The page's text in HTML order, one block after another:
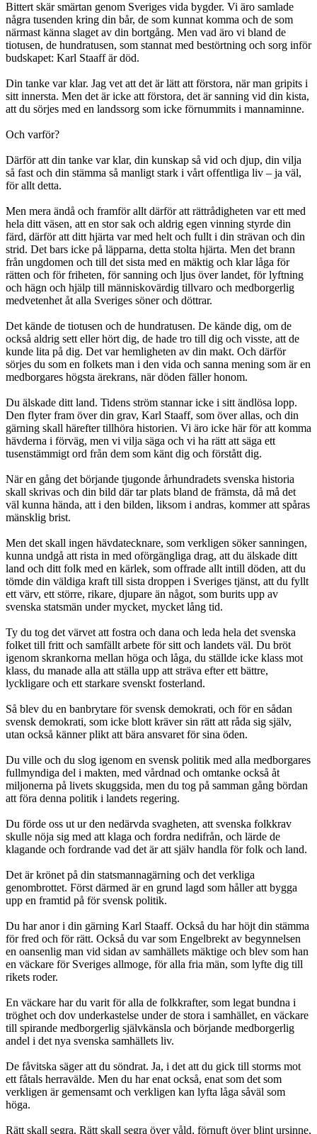
Bittert skär smärtan genom Sveriges vida bygder. Vi äro samlade
några tusenden kring din bår, de som kunnat komma och de som
närmast känna slaget av din bortgång. Men vad äro vi bland de
tiotusen, de hundratusen, som stannat med bestörtning och sorg inför
budskapet: Karl Staaff är död.
Din tanke var klar. Jag vet att det är lätt att förstora, när man gripits i
sitt innersta. Men det är icke att förstora, det är sanning vid din kista,
att du sörjes med en landssorg som icke förnummits i mannaminne.
Och varför?
Därför att din tanke var klar, din kunskap så vid och djup, din vilja
så fast och din stämma så manligt stark i vårt offentliga liv – ja väl,
för allt detta.
Men mera ändå och framför allt därför att rättrådigheten var ett med
hela ditt väsen, att en stor sak och aldrig egen vinning styrde din
färd, därför att ditt hjärta var med helt och fullt i din strävan och din
strid. Det bars icke på läpparna, detta stolta hjärta. Men det brann
från ungdomen och till det sista med en mäktig och klar låga för
rätten och för friheten, för sanning och ljus över landet, för lyftning
och hägn och hjälp till människovärdig tillvaro och medborgerlig
medvetenhet åt alla Sveriges söner och döttrar.
Det kände de tiotusen och de hundratusen. De kände dig, om de
också aldrig sett eller hört dig, de hade tro till dig och visste, att de
kunde lita på dig. Det var hemligheten av din makt. Och därför
sörjes du som en folkets man i den vida och sanna mening som är en
medborgares högsta ärekrans, när döden fäller honom.
Du älskade ditt land. Tidens ström stannar icke i sitt ändlösa lopp.
Den flyter fram över din grav, Karl Staaff, som över allas, och din
gärning skall härefter tillhöra historien. Vi äro icke här för att komma
hävderna i förväg, men vi vilja säga och vi ha rätt att säga ett
tusenstämmigt ord från dem som känt dig och förstått dig.
När en gång det börjande tjugonde århundradets svenska historia
skall skrivas och din bild där tar plats bland de främsta, då må det
väl kunna hända, att i den bilden, liksom i andras, kommer att spåras
mänsklig brist.
Men det skall ingen hävdatecknare, som verkligen söker sanningen,
kunna undgå att rista in med oförgängliga drag, att du älskade ditt
land och ditt folk med en kärlek, som offrade allt intill döden, att du
tömde din väldiga kraft till sista droppen i Sveriges tjänst, att du fyllt
ett värv, ett större, rikare, djupare än något, som burits upp av
svenska statsmän under mycket, mycket lång tid.
Ty du tog det värvet att fostra och dana och leda hela det svenska
folket till fritt och samfällt arbete för sitt och landets väl. Du bröt
igenom skrankorna mellan höga och låga, du ställde icke klass mot
klass, du manade alla att ställa upp att sträva efter ett bättre,
lyckligare och ett starkare svenskt fosterland.
Så blev du en banbrytare för svensk demokrati, och för en sådan
svensk demokrati, som icke blott kräver sin rätt att råda sig själv,
utan också känner plikt att bära ansvaret för sina öden.
Du ville och du slog igenom en svensk politik med alla medborgares
fullmyndiga del i makten, med vårdnad och omtanke också åt
miljonerna på livets skuggsida, men du tog på samman gång bördan
att föra denna politik i landets regering.
Du förde oss ut ur den nedärvda svagheten, att svenska folkkrav
skulle nöja sig med att klaga och fordra nedifrån, och lärde de
klagande och fordrande vad det är att själv handla för folk och land.
Det är krönet på din statsmannagärning och det verkliga
genombrottet. Först därmed är en grund lagd som håller att bygga
upp en framtid på för svensk politik.
Du har anor i din gärning Karl Staaff. Också du har höjt din stämma
för fred och för rätt. Också du var som Engelbrekt av begynnelsen
en oansenlig man vid sidan av samhällets mäktige och blev som han
en väckare för Sveriges allmoge, för alla fria män, som lyfte dig till
rikets roder.
En väckare har du varit för alla de folkkrafter, som legat bundna i
tröghet och dov underkastelse under de stora i samhället, en väckare
till spirande medborgerlig självkänsla och börjande medborgerlig
andel i det nya svenska samhällets liv.
De fåvitska säger att du söndrat. Ja, i det att du gick till storms mot
ett fåtals herravälde. Men du har enat också, enat som det som
verkligen är gemensamt och verkligen kan lyfta låga såväl som
höga.
Rätt skall segra. Rätt skall segra över våld, förnuft över blint ursinne,